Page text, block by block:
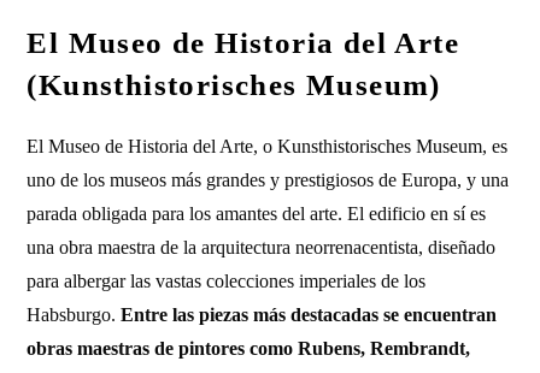
El Museo de Historia del Arte
(Kunsthistorisches Museum)
El Museo de Historia del Arte, o Kunsthistorisches Museum, es
uno de los museos más grandes y prestigiosos de Europa, y una
parada obligada para los amantes del arte. El edificio en sí es
una obra maestra de la arquitectura neorrenacentista, diseñado
para albergar las vastas colecciones imperiales de los
Habsburgo.Entre las piezas más destacadas se encuentran
obras maestras de pintores como Rubens, Rembrandt,